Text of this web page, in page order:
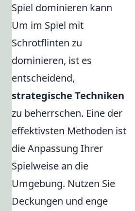
Spiel dominieren kann
Um im Spiel mit
Schrotflinten zu
dominieren, ist es
entscheidend,
strategische Techniken
zu beherrschen. Eine der
effektivsten Methoden ist
die Anpassung Ihrer
Spielweise an die
Umgebung. Nutzen Sie
Deckungen und enge